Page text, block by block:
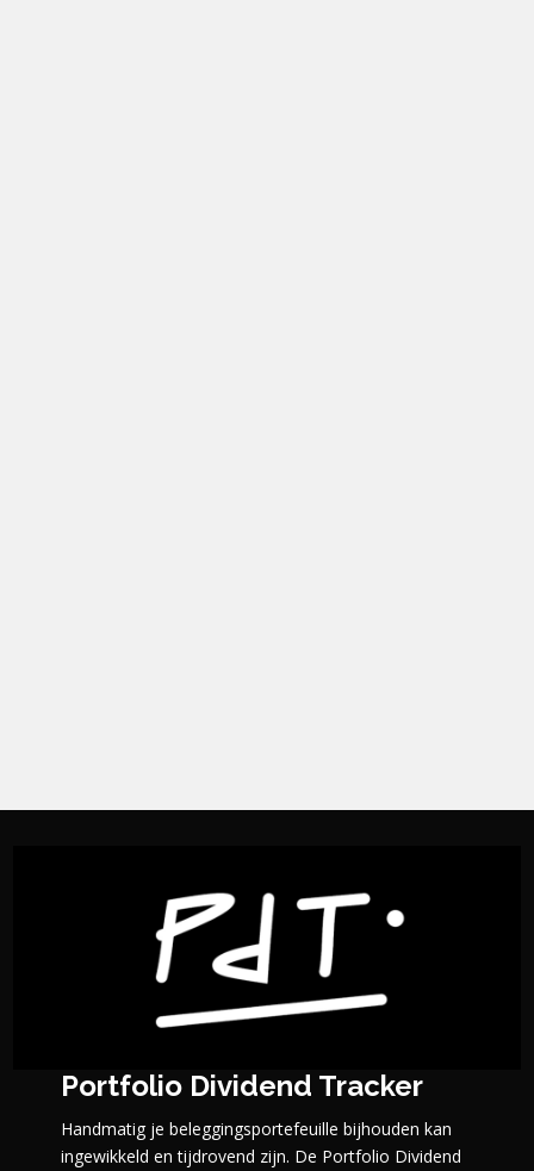
Portfolio Dividend Tracker
Handmatig je beleggingsportefeuille bijhouden kan
ingewikkeld en tijdrovend zijn. De Portfolio Dividend